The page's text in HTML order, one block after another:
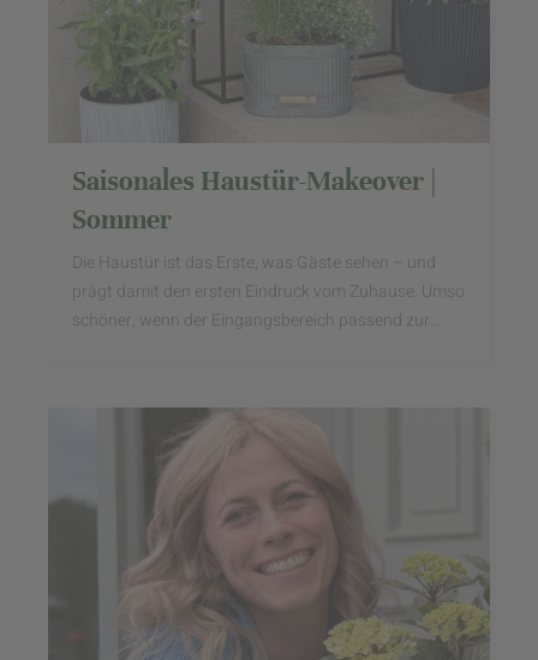
Saisonales Haustür-Makeover |
Sommer
Die Haustür ist das Erste, was Gäste sehen – und
prägt damit den ersten Eindruck vom Zuhause. Umso
schöner, wenn der Eingangsbereich passend zur